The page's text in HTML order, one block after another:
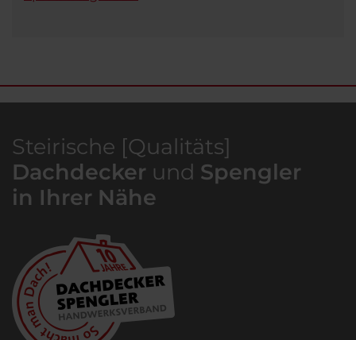
Steirische [Qualitäts]
Dachdecker und Spengler
in Ihrer Nähe